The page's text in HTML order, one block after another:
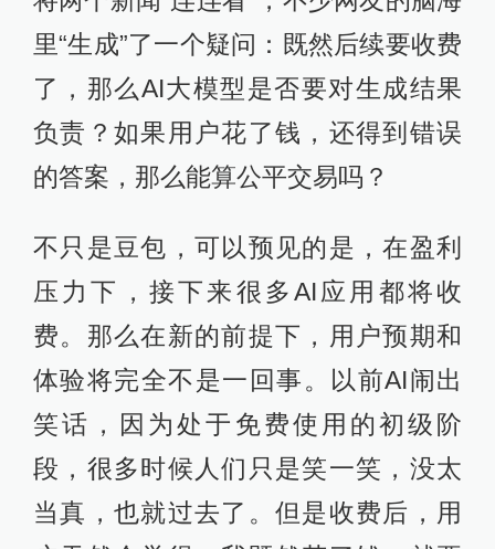
里“生成”了一个疑问：既然后续要收费
了，那么AI大模型是否要对生成结果
负责？如果用户花了钱，还得到错误
的答案，那么能算公平交易吗？
不只是豆包，可以预见的是，在盈利
压力下，接下来很多AI应用都将收
费。那么在新的前提下，用户预期和
体验将完全不是一回事。以前AI闹出
笑话，因为处于免费使用的初级阶
段，很多时候人们只是笑一笑，没太
当真，也就过去了。但是收费后，用